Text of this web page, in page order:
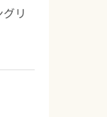
リ